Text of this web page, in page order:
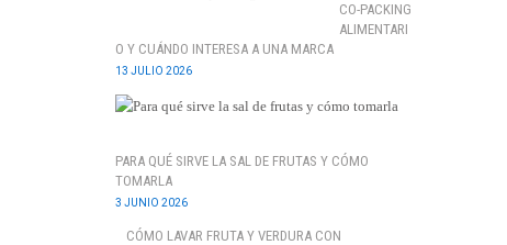
CO-PACKING
ALIMENTARI
O Y CUÁNDO INTERESA A UNA MARCA
13 JULIO 2026
PARA QUÉ SIRVE LA SAL DE FRUTAS Y CÓMO
TOMARLA
3 JUNIO 2026
CÓMO LAVAR FRUTA Y VERDURA CON